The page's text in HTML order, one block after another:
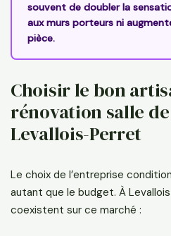
souvent de doubler la
aux murs porteurs ni
pièce.
Choisir le bon
rénovation salle
Levallois-Perret
Le choix de l’entreprise
autant que le budget. À
coexistent sur ce marché :